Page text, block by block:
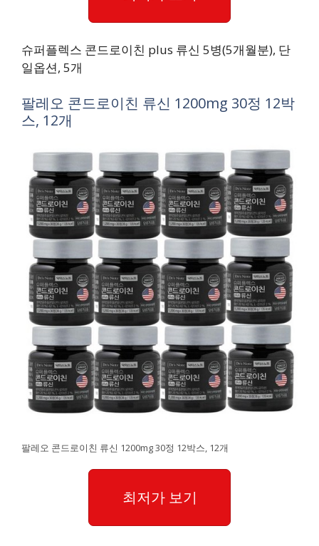
슈퍼플렉스 콘드로이친 plus 류신 5병(5개월분), 단
일옵션, 5개
팔레오 콘드로이친 류신 1200mg 30정 12박
스, 12개
팔레오 콘드로이친 류신 1200mg 30정 12박스, 12개
최저가 보기